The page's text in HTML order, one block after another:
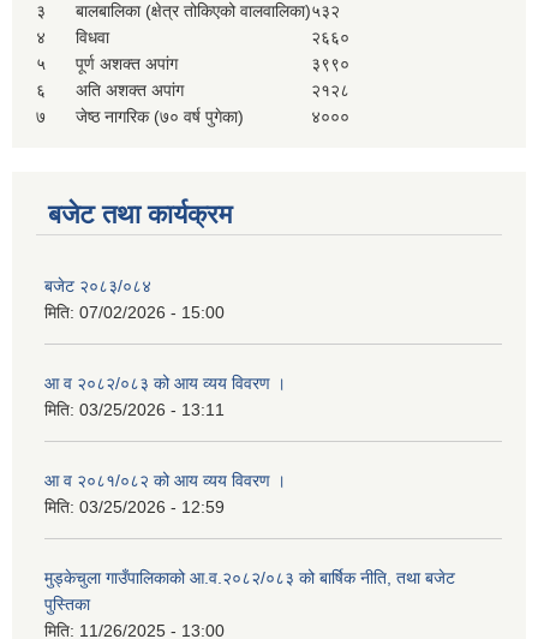
३
बालबालिका (क्षेत्र तोकिएको वालवालिका)५३२
४
विधवा
२६६०
५
पूर्ण अशक्त अपांग
३९९०
६
अति अशक्त अपांग
२१२८
७
जेष्ठ नागरिक (७० वर्ष पुगेका) ४०००
बजेट तथा कार्यक्रम
बजेट २०८३/०८४
मिति: 07/02/2026 - 15:00
आ व २०८२/०८३ को आय व्यय विवरण ।
मिति: 03/25/2026 - 13:11
आ व २०८१/०८२ को आय व्यय विवरण ।
मिति: 03/25/2026 - 12:59
मुड्केचुला गाउँपालिकाको आ.व.२०८२/०८३ को बार्षिक नीति, तथा बजेट
पुस्तिका
मिति: 11/26/2025 - 13:00